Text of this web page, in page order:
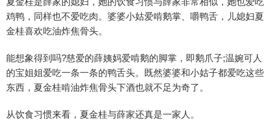
鸡鸭，同样也不爱吃肉。婆婆小姑爱啃鹅掌、嚼鸭舌，儿媳妇夏
金桂喜欢吃油炸焦骨头。
能想象得到吗?慈爱的薛姨妈爱啃鹅的脚掌，即鹅爪子;温婉可人
的宝姐姐爱吃一条一条的鸭舌头。既然婆婆和小姑子都爱吃这些
东西，夏金桂啃油炸焦骨头下酒也就不足为奇了。
从饮食习惯来看，夏金桂与薛家还真是一家人。